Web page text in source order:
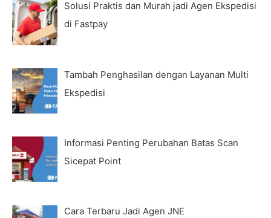
Solusi Praktis dan Murah jadi Agen Ekspedisi
di Fastpay
Tambah Penghasilan dengan Layanan Multi
Ekspedisi
Informasi Penting Perubahan Batas Scan
Sicepat Point
Cara Terbaru Jadi Agen JNE